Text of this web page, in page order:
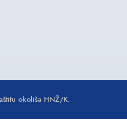
okoliša HNŽ/K.